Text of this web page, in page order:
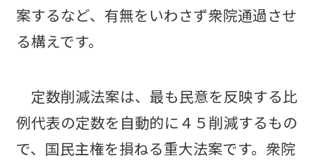
案するなど、有無をいわさず衆院通過させ
る構えです。
定数削減法案は、最も民意を反映する比
例代表の定数を自動的に４５削減するもの
で、国民主権を損ねる重大法案です。衆院